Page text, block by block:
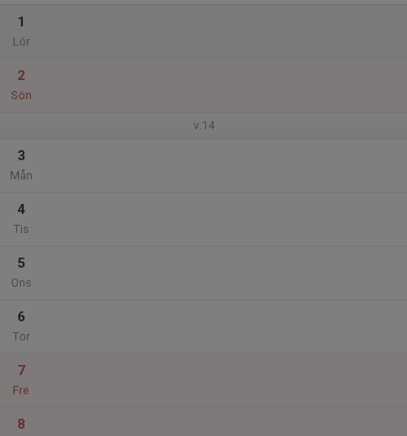
1
Lör
2
Sön
v.14
3
Mån
4
Tis
5
Ons
6
Tor
7
Fre
8